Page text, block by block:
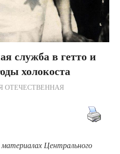
служба в гетто и
холокоста
по Редакции
ОТЕЧЕСТВЕННАЯ
Центрального